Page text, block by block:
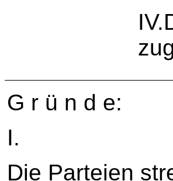
G r ü n d e:
I.
Die Parteien